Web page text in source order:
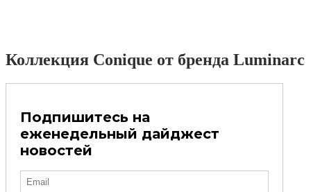
Коллекция Conique от бренда Luminarc
Подпишитесь на
еженедельный дайджест
новостей